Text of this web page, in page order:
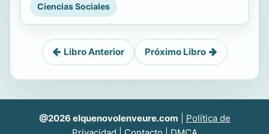
Ciencias Sociales
Libro Anterior Próximo Libro
@2026 elquenovolenveure.com
Política de